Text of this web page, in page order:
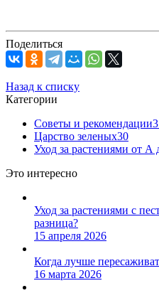
Поделиться
Назад к списку
Категории
Советы и рекомендации
Царство зеленых30
Уход за растениями от А
Это интересно
Уход за растениями с
разница?
15 апреля 2026
Когда лучше
16 марта 2026